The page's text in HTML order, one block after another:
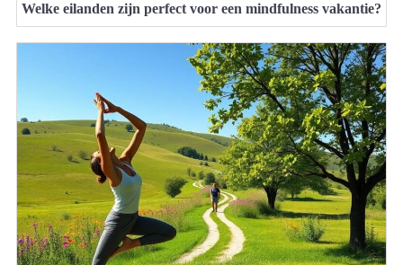
Welke eilanden zijn perfect voor een mindfulness vakantie?